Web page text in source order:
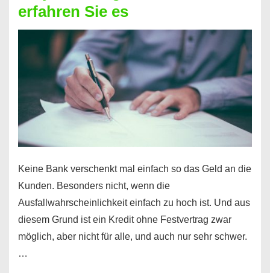
nicht
nur
für
Handy
möglich!
erfahren Sie es
Keine Bank verschenkt mal einfach so das Geld an die
Kunden. Besonders nicht, wenn die
Ausfallwahrscheinlichkeit einfach zu hoch ist. Und aus
diesem Grund ist ein Kredit ohne Festvertrag zwar
möglich, aber nicht für alle, und auch nur sehr schwer.
…